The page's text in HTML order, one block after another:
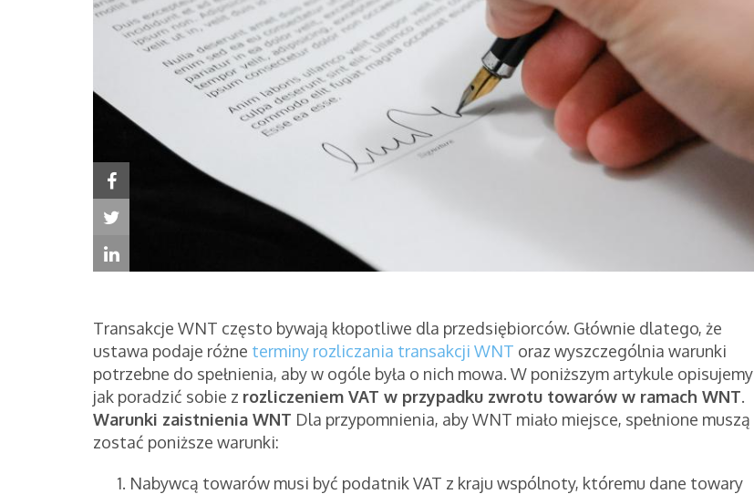
Transakcje WNT często bywają kłopotliwe dla przedsiębiorców. Głównie dlatego, że
ustawa podaje różne terminy rozliczania transakcji WNT oraz wyszczególnia warunki
potrzebne do spełnienia, aby w ogóle była o nich mowa. W poniższym artykule opisujemy
jak poradzić sobie z rozliczeniem VAT w przypadku zwrotu towarów w ramach WNT.
Warunki zaistnienia WNT Dla przypomnienia, aby WNT miało miejsce, spełnione muszą
zostać poniższe warunki:
Nabywcą towarów musi być podatnik VAT z kraju wspólnoty, któremu dane towary